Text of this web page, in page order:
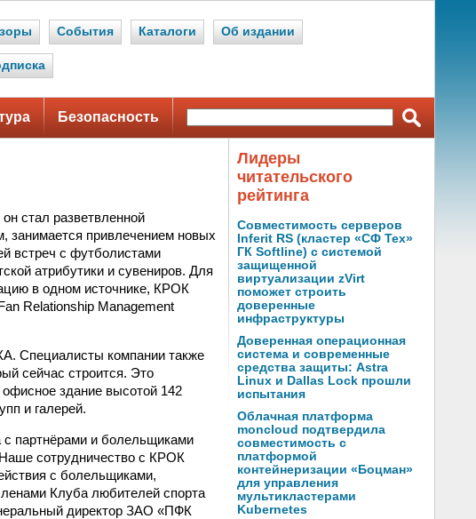
События Каталоги Об издании
Безопасность
стал разветвленной
занимается привлечением новых
встреч с футболистами
атрибутики и сувениров. Для
в одном источнике, КРОК
Relationship Management
Специалисты компании также
сейчас строится. Это
здание высотой 142
и галерей.
партнёрами и болельщиками
сотрудничество с КРОК
с болельщиками,
Клуба любителей спорта
директор ЗАО «ПФК
Лидеры
читательского
рейтинга
Совместимость серверов
Inferit RS (кластер «СФ Тех»
ГК Softline) с системой
защищенной
виртуализации zVirt
поможет строить
доверенные
инфраструктуры
Доверенная операционная
система и современные
средства защиты: Astra
Linux и Dallas Lock прошли
испытания
Облачная платформа
moncloud подтвердила
совместимость с
платформой
контейнеризации «Боцман»
для управления
мультикластерами
Kubernetes